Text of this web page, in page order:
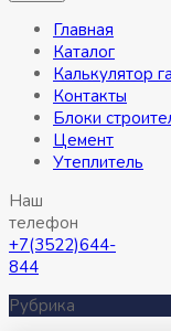
Главная
Каталог
Калькулятор
Контакты
Блоки
Цемент
Утеплитель
Наш
телефон
+7(3522)644-
844
Рубрика